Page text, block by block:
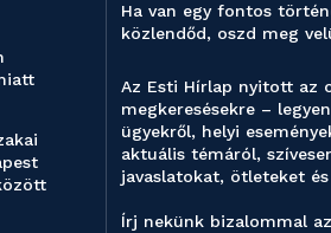
Ha van egy fontos
közlendőd, oszd meg
Az Esti Hírlap nyitott az
megkeresésekre –
ügyekről, helyi
aktuális témáról,
javaslatokat, ötleteket
Írj nekünk bizalommal az